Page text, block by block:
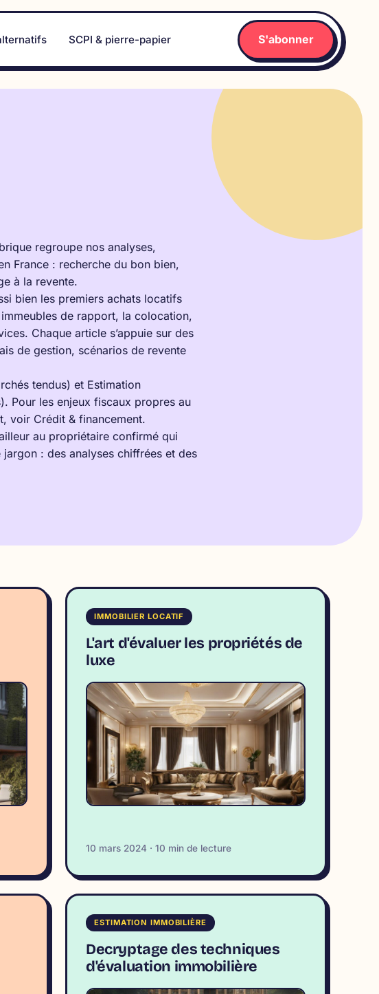
SCPI & pierre-papier S'abonner
regroupe nos analyses,
France : recherche du bon bien,
à la revente.
bien les premiers achats locatifs
de rapport, la colocation,
Chaque article s’appuie sur des
de gestion, scénarios de revente
tendus) et Estimation
Pour les enjeux fiscaux propres au
voir Crédit & financement.
au propriétaire confirmé qui
: des analyses chiffrées et des
IMMOBILIER LOCATIF
L'art d'évaluer les propriétés de
luxe
10 mars 2024 · 10 min de lecture
ESTIMATION IMMOBILIÈRE
Decryptage des techniques
d'évaluation immobilière